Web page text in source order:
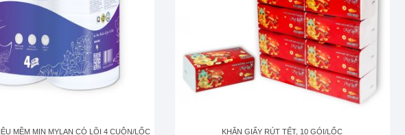
MỀM MỊN MYLAN CÓ LÕI 4 CUỘN/LỐC KHĂN GIẤY RÚT TẾT, 10 GÓI/LỐC